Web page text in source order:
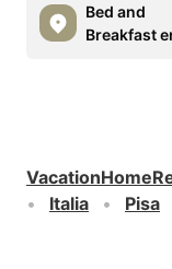
Bed and
Breakfast
Italia
Pisa